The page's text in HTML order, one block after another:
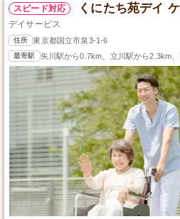
スピード対応 くにたち苑デイ
デイサービス
住所 東京都国立市泉3-1-6
最寄駅 矢川駅から0.7km、立川駅から2.3km